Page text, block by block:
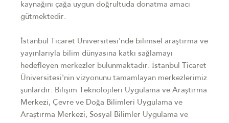
kaynağını çağa uygun doğrultuda donatma amacı
gütmektedir.
İstanbul Ticaret Üniversitesi'nde bilimsel araştırma ve
yayınlarıyla bilim dünyasına katkı sağlamayı
hedefleyen merkezler bulunmaktadır. İstanbul Ticaret
Üniversitesi'nin vizyonunu tamamlayan merkezlerimiz
şunlardır: Bilişim Teknolojileri Uygulama ve Araştırma
Merkezi, Çevre ve Doğa Bilimleri Uygulama ve
Araştırma Merkezi, Sosyal Bilimler Uygulama ve